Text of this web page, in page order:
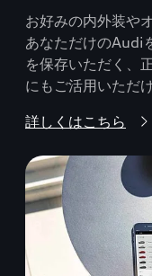
お好みの内外装や
あなただけのAudi
を保存いただく、
にもご活用いただけ
詳しくはこちら